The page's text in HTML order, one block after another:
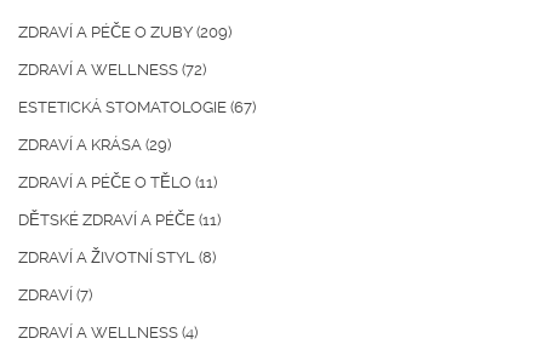
ZDRAVÍ A PÉČE O ZUBY (209)
ZDRAVÍ A WELLNESS (72)
ESTETICKÁ STOMATOLOGIE (67)
ZDRAVÍ A KRÁSA (29)
ZDRAVÍ A PÉČE O TĚLO (11)
DĚTSKÉ ZDRAVÍ A PÉČE (11)
ZDRAVÍ A ŽIVOTNÍ STYL (8)
ZDRAVÍ (7)
ZDRAVÍ A WELLNESS (4)